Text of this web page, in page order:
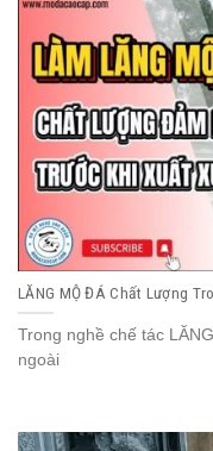
LĂNG MỘ ĐÁ Chất Lượng
Trong nghề chế tác
ngoài